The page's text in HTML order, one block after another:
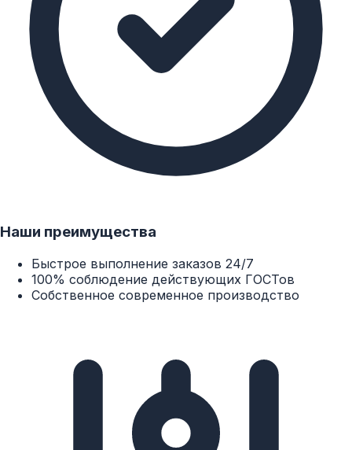
Наши преимущества
Быстрое выполнение заказов 24/7
100% соблюдение действующих ГОСТов
Собственное современное производство